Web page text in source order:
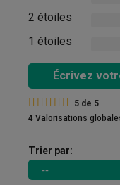
2 étoiles
1 étoiles
Écrivez
5 de 5
4 Valorisations
Trier par: